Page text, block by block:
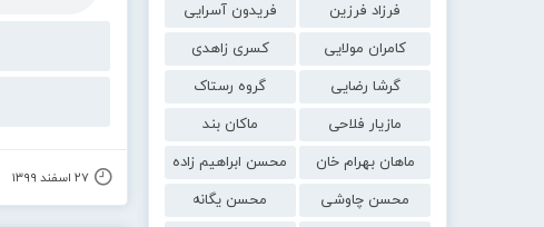
فرزاد فرزین
فریدون آسرایی
کامران مولایی
کسری زاهدی
گرشا رضایی
گروه رستاک
مازیار فلاحی
ماکان بند
ماهان بهرام خان
محسن ابراهیم زاده
محسن چاوشی
محسن یگانه
۲۷ اسفند ۱۳۹۹